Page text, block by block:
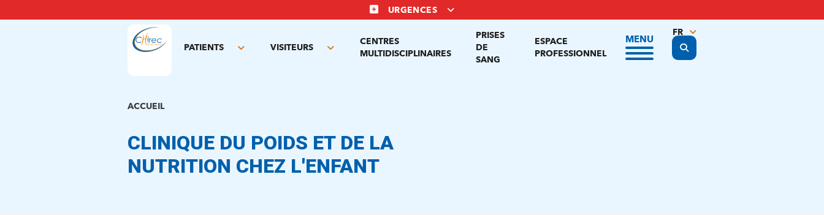
au
URGENCES
PATIENTS
Toggle
VISITEURS
Toggle
CENTRES
MULTIDISCIPLINAIRES
PRISES
DE
SANG
ESPACE
PROFESSIONNEL
MENU
Display the search form
FR
NL
EN
ACCUEIL
CLINIQUE DU POIDS ET DE LA
NUTRITION CHEZ L'ENFANT